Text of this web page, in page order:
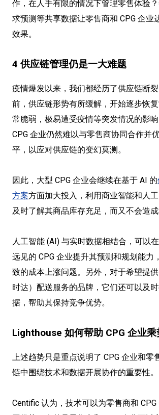
作，在人手有限的情况下管理零售体验
求预测等共享数据让零售商和 CPG 企业
效果。
4 供应链管理仍是一大难题
疫情爆发以来，我们都经历了供应链断
前，供应链形势有所缓解，开始逐步恢
常脆弱，极易遭受疫情等突发情况的影响
CPG 企业仍然难以与零售商协同合作并
平，以应对供应链的变幻莫测。
因此，大型 CPG 企业会继续在基于 AI 的
方案方面加大投入，利用商业智能和人
及时了解其商品库存充足，而又不会造成
人工智能 (AI) 与实时数据相结合，可以
远见的 CPG 企业提升其预测和规划能力
致的成本上涨问题。另外，对于希望提
时达）配送服务的品牌，它们还可以及
据，帮助其保持竞争优势。
Lighthouse 如何帮助 CPG 企业
上述趋势只是重点说明了 CPG 企业和零
链中围绕技术和数据开展协作的重要性。
Centific 认为，技术可以为零售商和